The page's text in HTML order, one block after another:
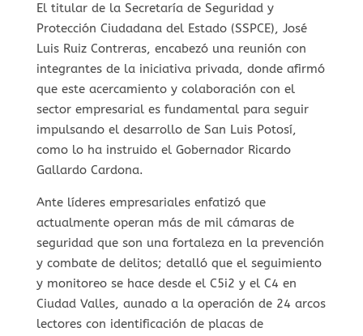
El titular de la Secretaría de Seguridad y
Protección Ciudadana del Estado (SSPCE), José
Luis Ruiz Contreras, encabezó una reunión con
integrantes de la iniciativa privada, donde afirmó
que este acercamiento y colaboración con el
sector empresarial es fundamental para seguir
impulsando el desarrollo de San Luis Potosí,
como lo ha instruido el Gobernador Ricardo
Gallardo Cardona.
Ante líderes empresariales enfatizó que
actualmente operan más de mil cámaras de
seguridad que son una fortaleza en la prevención
y combate de delitos; detalló que el seguimiento
y monitoreo se hace desde el C5i2 y el C4 en
Ciudad Valles, aunado a la operación de 24 arcos
lectores con identificación de placas de